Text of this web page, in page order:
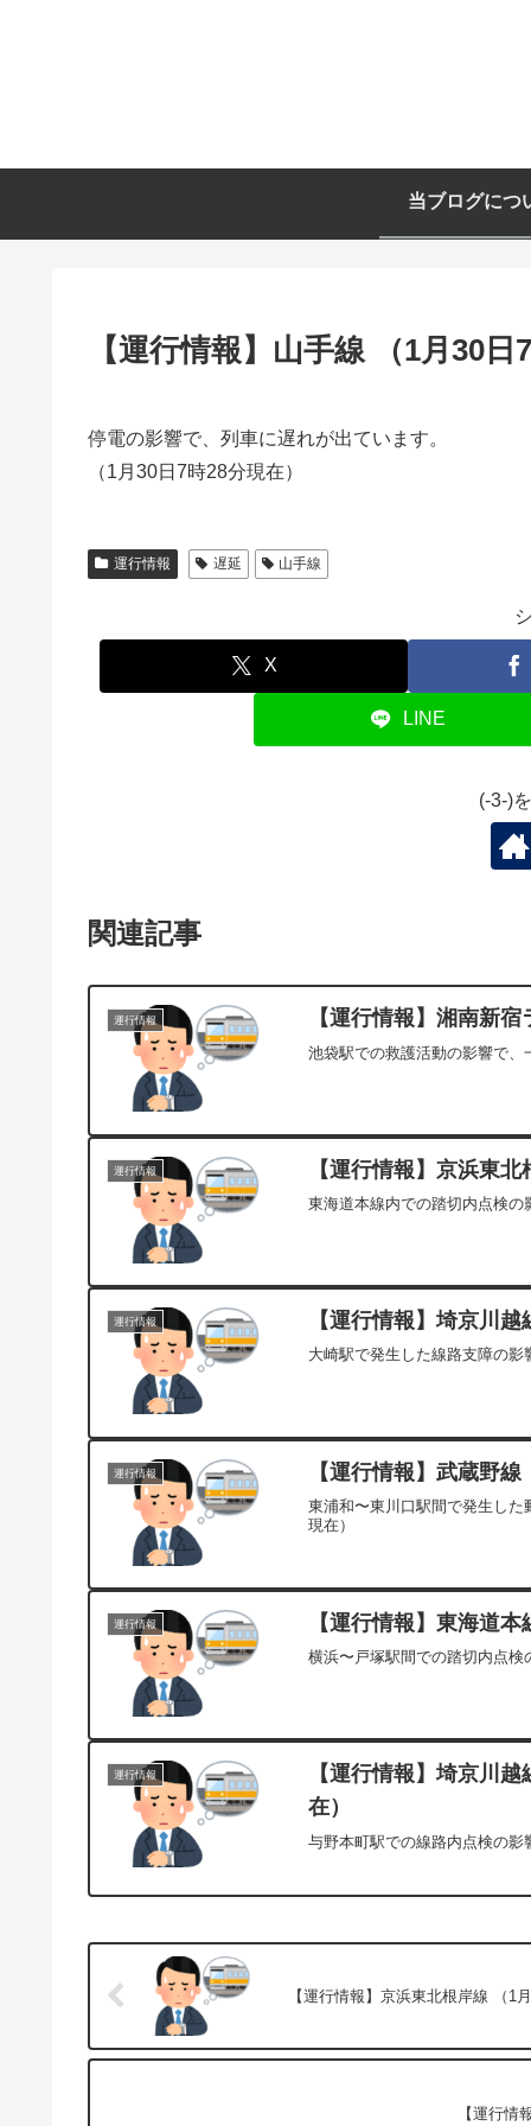
当ブログにつ
【運行情報】山手線 （1月30日
停電の影響で、列車に遅れが出ています。
（1月30日7時28分現在）
運行情報 遅延 山手線
X
LINE
(-3-)
関連記事
運行情報 【運行情報】湘南新
池袋駅での救護活動の影響で、
運行情報 【運行情報】京浜東
東海道本線内での踏切内点検の
運行情報 【運行情報】埼京川
大崎駅で発生した線路支障の影
運行情報 【運行情報】武蔵野
東浦和〜東川口駅間で発生した
現在）
運行情報 【運行情報】東海道
横浜〜戸塚駅間での踏切内点検
運行情報
【運行情報】埼京川
在）
与野本町駅での線路内点検の影
【運行情報】京浜東北根岸線 （1
【運行情